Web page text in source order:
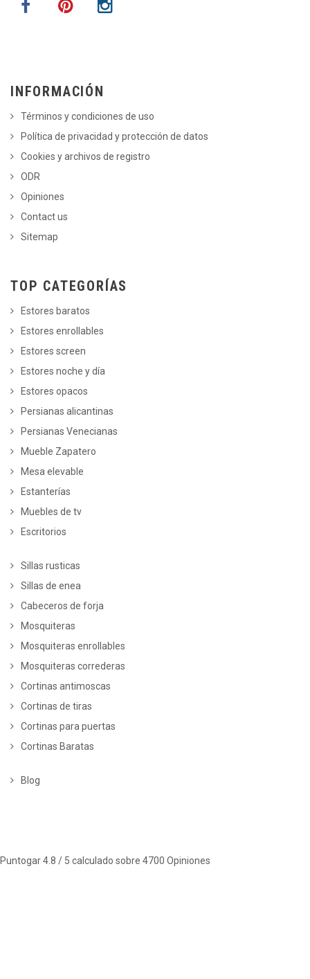
INFORMACIÓN
Términos y condiciones de uso
Política de privacidad y protección de datos
Cookies y archivos de registro
ODR
Opiniones
Contact us
Sitemap
TOP CATEGORÍAS
Estores baratos
Estores enrollables
Estores screen
Estores noche y día
Estores opacos
Persianas alicantinas
Persianas Venecianas
Mueble Zapatero
Mesa elevable
Estanterías
Muebles de tv
Escritorios
Sillas rusticas
Sillas de enea
Cabeceros de forja
Mosquiteras
Mosquiteras enrollables
Mosquiteras correderas
Cortinas antimoscas
Cortinas de tiras
Cortinas para puertas
Cortinas Baratas
Blog
Puntogar4.8 / 5 calculado sobre 4700 Opiniones